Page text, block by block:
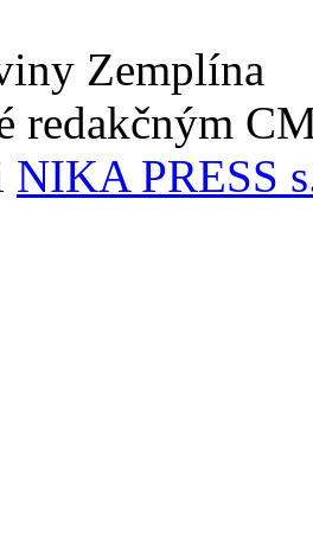
Zemplína
redakčným
NIKA PRESS